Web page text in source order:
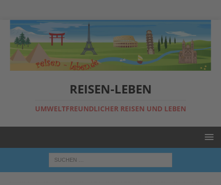
REISEN-LEBEN
UMWELTFREUNDLICHER REISEN UND LEBEN